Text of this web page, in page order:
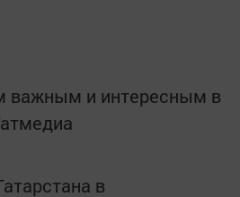
важным и интересным в
в